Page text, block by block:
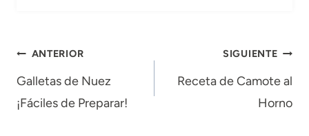
Navegación
de
entradas
ANTERIOR
Galletas de Nuez
¡Fáciles de Preparar!
SIGUIENTE
Receta de Camote al
Horno